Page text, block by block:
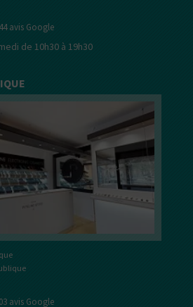
avis Google
de 10h30 à 19h30
avis Google